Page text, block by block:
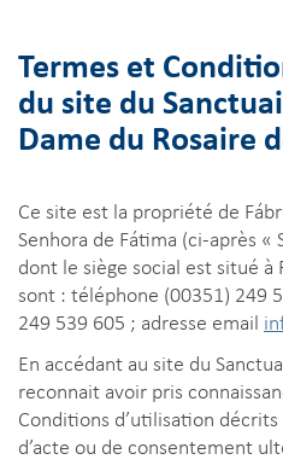
Termes et
du site du
Dame du Rosaire
Ce site est la propriété de
Senhora de Fátima (ci-après «
dont le siège social est situé
sont : téléphone (00351) 249
249 539 605 ; adresse email
En accédant au site du
reconnait avoir pris
Conditions d’utilisation
d’acte ou de consentement